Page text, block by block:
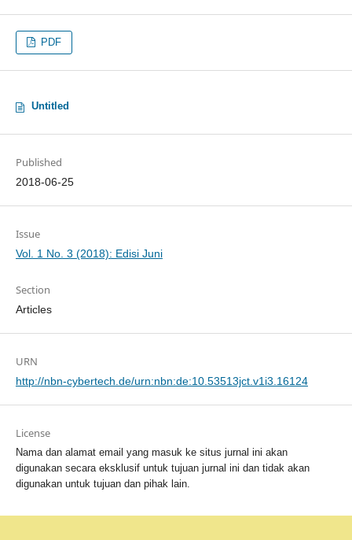
PDF
Untitled
Published
2018-06-25
Issue
Vol. 1 No. 3 (2018): Edisi Juni
Section
Articles
URN
http://nbn-cybertech.de/urn:nbn:de:10.53513jct.v1i3.16124
License
Nama dan alamat email yang masuk ke situs jurnal ini akan
digunakan secara eksklusif untuk tujuan jurnal ini dan tidak akan
digunakan untuk tujuan dan pihak lain.